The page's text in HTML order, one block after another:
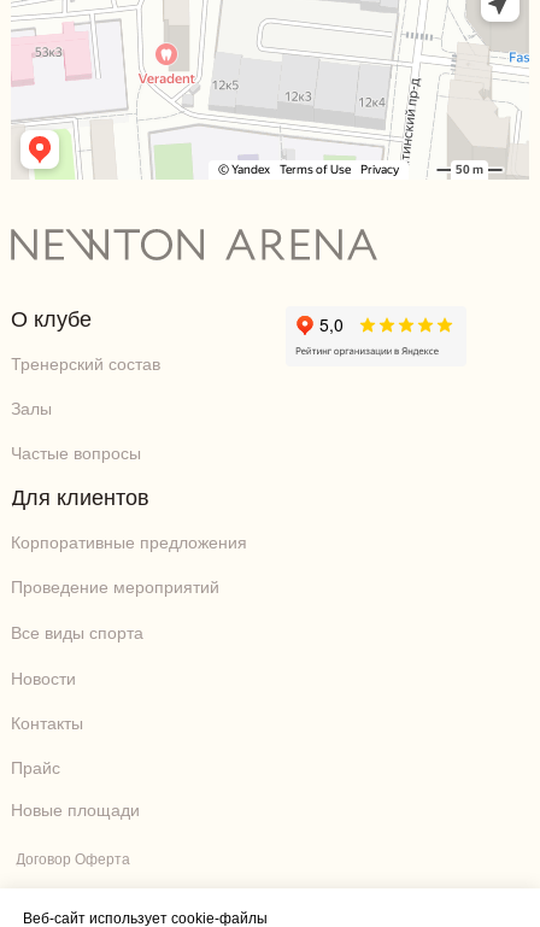
Веб-сайт использует cookie-файлы
Договор Оферта
О клубе
Тренерский состав
Залы
Частые вопросы
Для клиентов
Корпоративные предложения
Проведение мероприятий
Все виды спорта
Новости
Контакты
Прайс
Новые площади